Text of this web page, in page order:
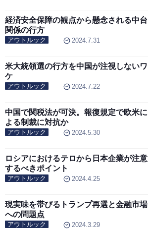
経済安全保障の観点から懸念される中台
関係の行方
アウトルック 2024.7.31
米大統領選の行方を中国が注視しないワ
ケ
アウトルック 2024.7.22
中国で関税法が可決。報復規定で欧米に
よる制裁に対抗か
アウトルック 2024.5.30
ロシアにおけるテロから日本企業が注意
するべきポイント
アウトルック 2024.4.25
現実味を帯びるトランプ再選と金融市場
への問題点
アウトルック 2024.3.29